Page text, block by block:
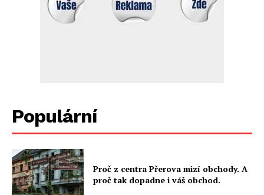
Populární
Proč z centra Přerova mizí obchody. A
proč tak dopadne i váš obchod.